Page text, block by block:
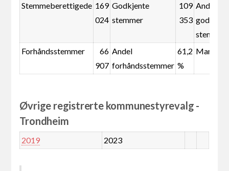
Stemmeberettigede 169
024
Godkjente
stemmer
109
353
Andel
stemmer
Forhåndsstemmer
66
907
Andel
forhåndsstemmer
61,2
%
Øvrige registrerte kommunestyrevalg -
Trondheim
2019 2023